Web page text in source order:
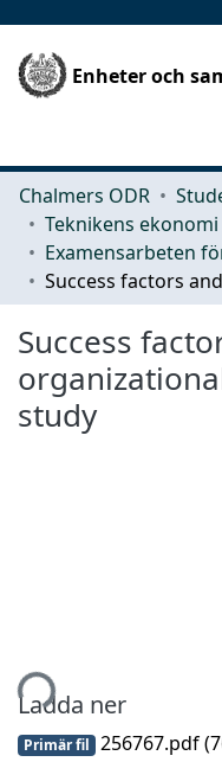
Enheter och
Chalmers ODR
Success
study
Ladda ner
Primär fil 256767.pdf